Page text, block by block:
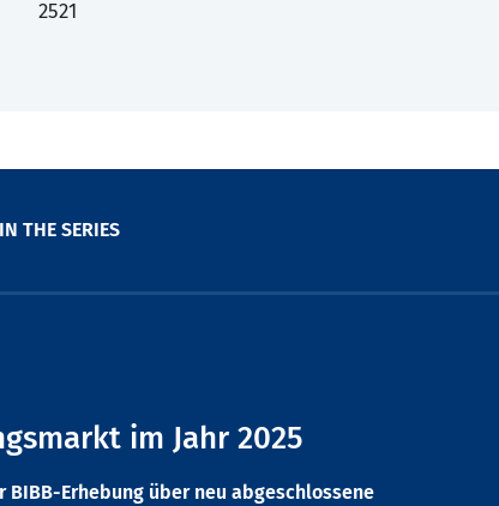
2521
THE SERIES
im Jahr 2025
BIBB-Erhebung über neu abgeschlossene